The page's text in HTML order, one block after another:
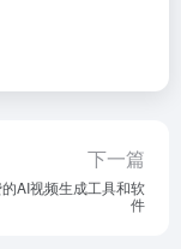
下一篇
AI视频生成工具和软
件